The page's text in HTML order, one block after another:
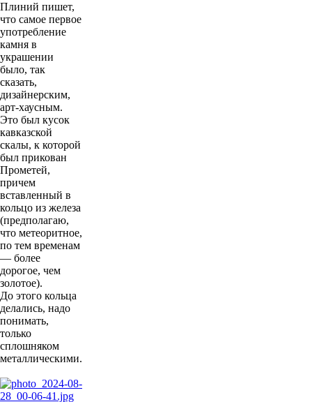
Плиний пишет,
что самое первое
употребление
камня в
украшении
было, так
сказать,
дизайнерским,
арт-хаусным.
Это был кусок
кавказской
скалы, к которой
был прикован
Прометей,
причем
вставленный в
кольцо из железа
(предполагаю,
что метеоритное,
по тем временам
— более
дорогое, чем
золотое).
До этого кольца
делались, надо
понимать,
только
сплошняком
металлическими.